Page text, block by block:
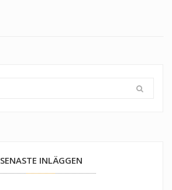
SENASTE INLÄGGEN